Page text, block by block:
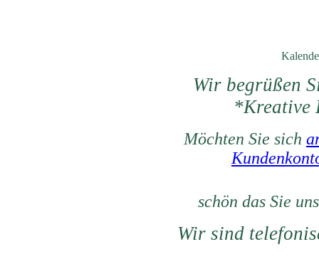
Wir begrüßen
*Kreative
Möchten Sie sich
schön das Sie
Wir sind